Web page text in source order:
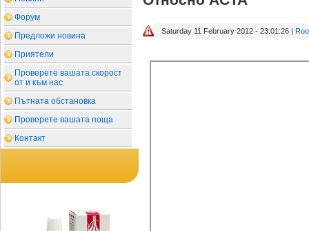
Форум
Предложи новина
Приятели
Проверете вашата скорост
от и към нас
Пътната обстановка
Проверете вашата поща
Контакт
Saturday 11 February 2012 - 23:01:26 |